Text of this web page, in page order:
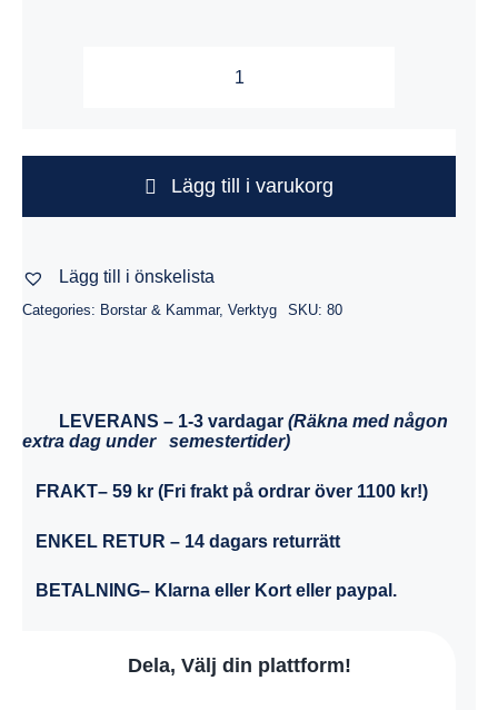
Stor
mängd
Lägg till i varukorg
Lägg till i önskelista
Categories: Borstar & Kammar, Verktyg SKU: 80
LEVERANS – 1-3 vardagar (Räkna med någon
extra dag under semestertider)
FRAKT– 59 kr (Fri frakt på ordrar över 1100 kr!)
ENKEL RETUR – 14 dagars returrätt
BETALNING– Klarna eller Kort eller paypal.
Dela, Välj din plattform!